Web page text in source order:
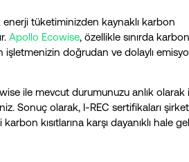
tüketiminizden kaynaklı karbon
Apollo Ecowise, özellikle sınırda karbon
doğrudan ve dolaylı
ile mevcut durumunuzu anlık olarak
Sonuç olarak, I-REC sertifikaları
kısıtlarına karşı dayanıklı hale